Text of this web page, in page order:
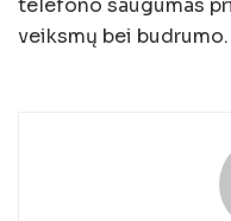
telefono saugumas
veiksmų bei budrumo.